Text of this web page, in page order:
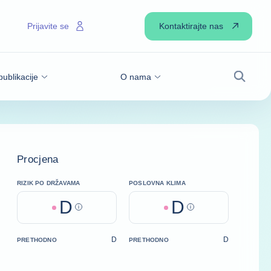
O nama
Prijavite se Kontaktirajte nas
Procjena
RIZIK PO DRŽAVAMA
D Help
POSLOVNA KLIMA
D Help
PRETHODNO D PRETHODNO D